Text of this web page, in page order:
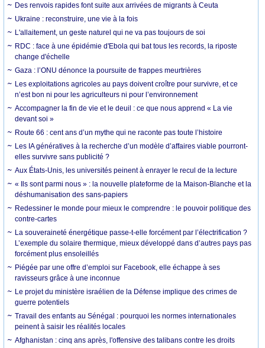
Des renvois rapides font suite aux arrivées de migrants à Ceuta
Ukraine : reconstruire, une vie à la fois
L'allaitement, un geste naturel qui ne va pas toujours de soi
RDC : face à une épidémie d'Ebola qui bat tous les records, la riposte
change d'échelle
Gaza : l’ONU dénonce la poursuite de frappes meurtrières
Les exploitations agricoles au pays doivent croître pour survivre, et ce
n’est bon ni pour les agriculteurs ni pour l’environnement
Accompagner la fin de vie et le deuil : ce que nous apprend « La vie
devant soi »
Route 66 : cent ans d’un mythe qui ne raconte pas toute l’histoire
Les IA génératives à la recherche d’un modèle d’affaires viable pourront-
elles survivre sans publicité ?
Aux États-Unis, les universités peinent à enrayer le recul de la lecture
« Ils sont parmi nous » : la nouvelle plateforme de la Maison-Blanche et la
déshumanisation des sans-papiers
Redessiner le monde pour mieux le comprendre : le pouvoir politique des
contre-cartes
La souveraineté énergétique passe-t-elle forcément par l’électrification ?
L’exemple du solaire thermique, mieux développé dans d’autres pays pas
forcément plus ensoleillés
Piégée par une offre d’emploi sur Facebook, elle échappe à ses
ravisseurs grâce à une inconnue
Le projet du ministère israélien de la Défense implique des crimes de
guerre potentiels
Travail des enfants au Sénégal : pourquoi les normes internationales
peinent à saisir les réalités locales
Afghanistan : cinq ans après, l'offensive des talibans contre les droits